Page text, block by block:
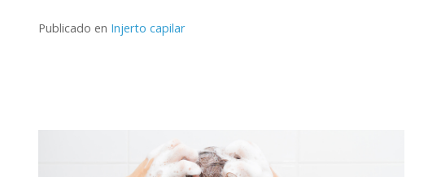
Publicado en Injerto capilar